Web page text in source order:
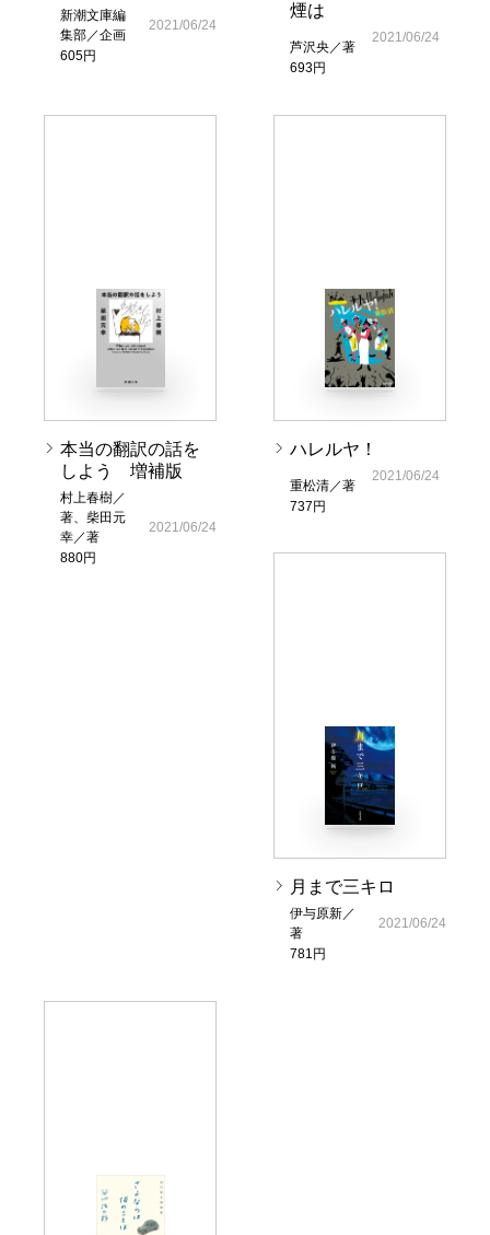
新潮文庫編
集部／企画
605円
2021/06/24
煙は
芦沢央／著
693円
2021/06/24
本当の翻訳の話を
しよう 増補版
村上春樹／
著、柴田元
幸／著
880円
2021/06/24
ハレルヤ！
重松清／著
737円
2021/06/24
月まで三キロ
伊与原新／
著
781円
2021/06/24